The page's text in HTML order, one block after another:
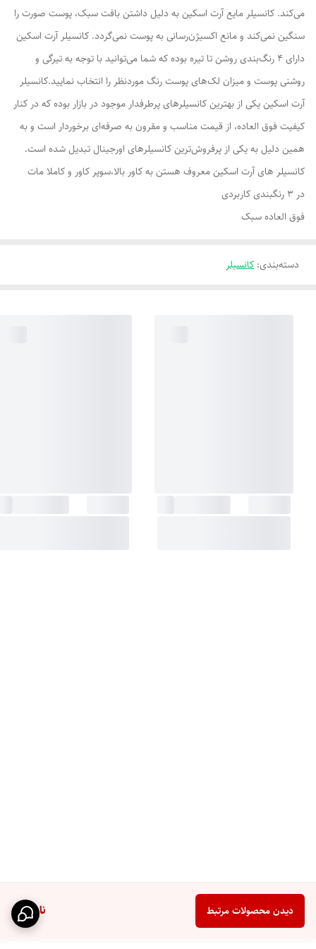
ناموجود دیدن محصولات مرتبط
می‌کند. کانسیلر مایع آرت اسکین به دلیل داشتن بافت سبک، پوست صورت را
سنگین نمی‌کند و مانع اکسیژن‌رسانی به پوست نمی‌گردد. کانسیلر آرت اسکین
دارای 4 رنگ‌بندی روشن تا تیره بوده که شما می‌توانید با توجه به تیرگی و
روشنی پوست و میزان لک‌های پوست رنگ موردنظر را انتخاب نمایید.کانسیلر
آرت اسکین یکی از بهترین کانسیلرهای پرطرفدار موجود در بازار بوده که در کنار
کیفیت فوق العاده، از قیمت مناسب و مقرون به صرفه‌ای برخوردار است و به
همین دلیل به یکی از پرفروش‌ترین کانسیلرهای اورجینال تبدیل شده است.
کانسیلر های آرت اسکین معروف هستن به کاور بالا،سوپر کاور و کاملا مات
در ۳ رنگبندی کاربردی
فوق العاده سبک
دسته‌بندی: کانسیلر